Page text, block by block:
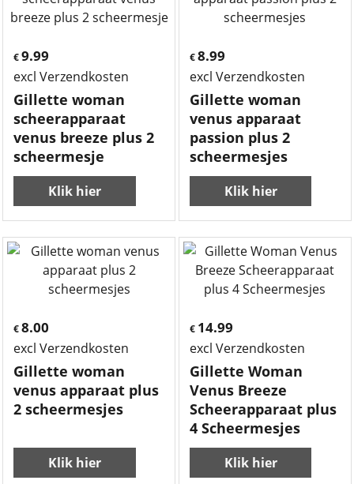
€ 9.99
excl Verzendkosten
Gillette woman
scheerapparaat
venus breeze plus 2
scheermesje
Klik hier
€8.99
excl Verzendkosten
Gillette woman
venus apparaat
passion plus 2
scheermesjes
Klik hier
€ 8.00
excl Verzendkosten
Gillette woman
venus apparaat plus
2 scheermesjes
Klik hier
€ 14.99
excl Verzendkosten
Gillette Woman
Venus Breeze
Scheerapparaat plus
4 Scheermesjes
Klik hier